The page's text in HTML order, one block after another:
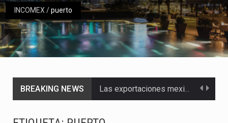
INCOMEX/puerto
BREAKING NEWS Las exportaciones mexicanas de vehículos ligeros disminuyeron 9.67 % en julio a tasa anual, alcanzando…